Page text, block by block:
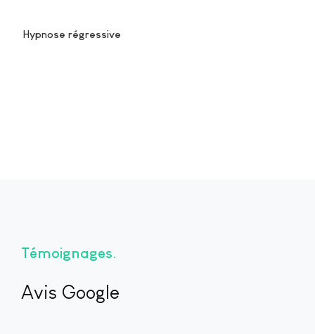
Hypnose régressive
Témoignages
Avis Google